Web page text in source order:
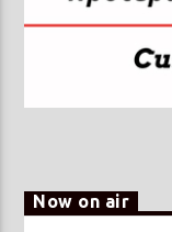
Now on air